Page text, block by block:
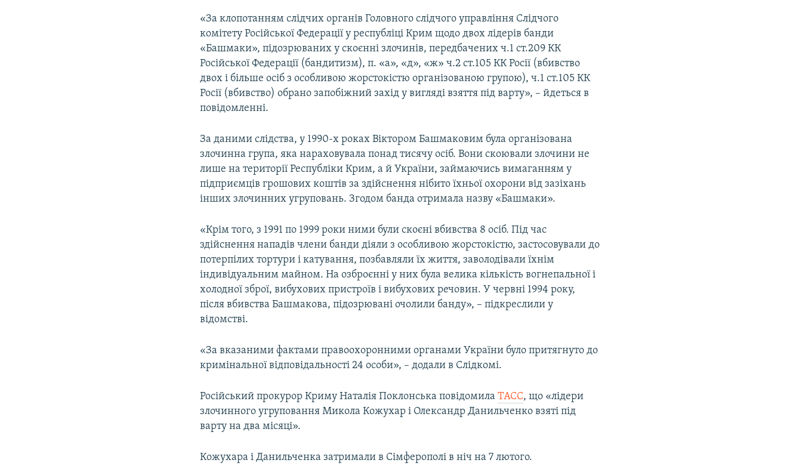
«За клопотанням слідчих органів Головного слідчого управління Слідчого
комітету Російської Федерації у республіці Крим щодо двох лідерів банди
«Башмаки», підозрюваних у скоєнні злочинів, передбачених ч.1 ст.209 КК
Російської Федерації (бандитизм), п. «а», «д», «ж» ч.2 ст.105 КК Росії (вбивство
двох і більше осіб з особливою жорстокістю організованою групою), ч.1 ст.105 КК
Росії (вбивство) обрано запобіжний захід у вигляді взяття під варту», – йдеться в
повідомленні.
За даними слідства, у 1990-х роках Віктором Башмаковим була організована
злочинна група, яка нараховувала понад тисячу осіб. Вони скоювали злочини не
лише на території Республіки Крим, а й України, займаючись вимаганням у
підприємців грошових коштів за здійснення нібито їхньої охорони від зазіхань
інших злочинних угруповань. Згодом банда отримала назву «Башмаки».
«Крім того, з 1991 по 1999 роки ними були скоєні вбивства 8 осіб. Під час
здійснення нападів члени банди діяли з особливою жорстокістю, застосовували до
потерпілих тортури і катування, позбавляли їх життя, заволодівали їхнім
індивідуальним майном. На озброєнні у них була велика кількість вогнепальної і
холодної зброї, вибухових пристроїв і вибухових речовин. У червні 1994 року,
після вбивства Башмакова, підозрювані очолили банду», – підкреслили у
відомстві.
«За вказаними фактами правоохоронними органами України було притягнуто до
кримінальної відповідальності 24 особи», – додали в Слідкомі.
Російський прокурор Криму Наталія Поклонська повідомилаТАСС, що «лідери
злочинного угруповання Микола Кожухар і Олександр Данильченко взяті під
варту на два місяці».
Кожухара і Данильченка затримали в Сімферополі в ніч на 7 лютого.